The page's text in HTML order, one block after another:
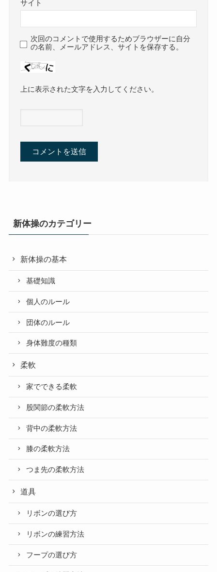
サイト
次回のコメントで使用するためブラウザーに自分
の名前、メールアドレス、サイトを保存する。
上に表示された文字を入力してください。
新体操のカテゴリー
新体操の基本
基礎知識
個人のルール
団体のルール
身体難度の種類
柔軟
家でできる柔軟
股関節の柔軟方法
背中の柔軟方法
膝の柔軟方法
つま先の柔軟方法
道具
リボンの選び方
リボンの練習方法
フープの選び方